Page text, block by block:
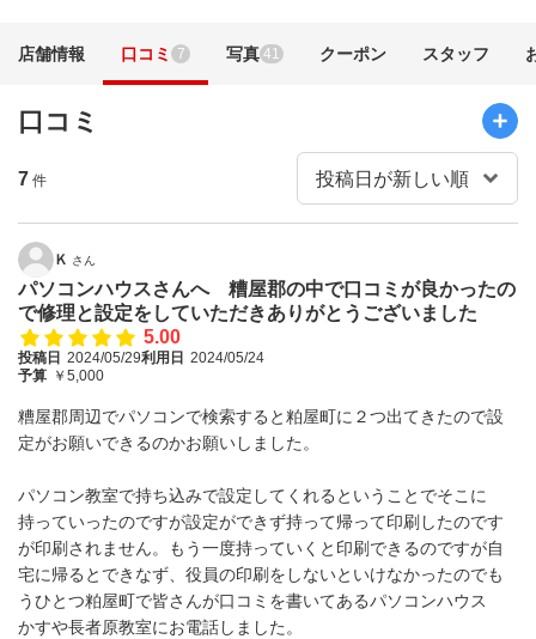
店舗情報 口コミ 7 写真 41 クーポン スタッフ
口コミ
7 件
Ｋ さん
パソコンハウスさんへ 糟屋郡の中で口コミが良かったの
で修理と設定をしていただきありがとうございました
5.00
投稿日 2024/05/29利用日 2024/05/24
予算 ￥5,000
糟屋郡周辺でパソコンで検索すると粕屋町に２つ出てきたので設
定がお願いできるのかお願いしました。
パソコン教室で持ち込みで設定してくれるということでそこに
持っていったのですが設定ができず持って帰って印刷したのです
が印刷されません。もう一度持っていくと印刷できるのですが自
宅に帰るとできなず、役員の印刷をしないといけなかったのでも
うひとつ粕屋町で皆さんが口コミを書いてあるパソコンハウス
かすや長者原教室にお電話しました。